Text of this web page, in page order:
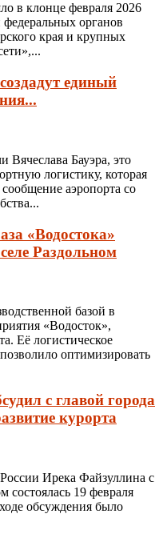
в клонце февраля 2026
федеральных органов
края и крупных
единый
Вячеслава Бауэра, это
логистику, которая
аэропорта со
«Водостока»
Раздольном
базой в
«Водосток»,
Её логистическое
оптимизировать
с главой города
курорта
Ирека Файзуллина с
19 февраля
обсуждения было